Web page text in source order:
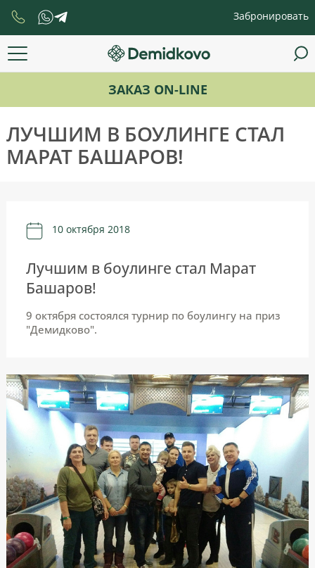
Забронировать
ЗАКАЗ ON-LINE
ЛУЧШИМ В БОУЛИНГЕ СТАЛ
МАРАТ БАШАРОВ!
10 октября 2018
Лучшим в боулинге стал Марат
Башаров!
9 октября состоялся турнир по боулингу на приз
"Демидково".